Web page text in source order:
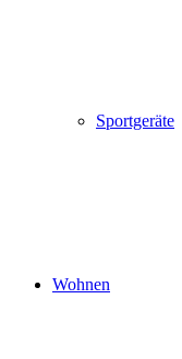
Sportgeräte
Wohnen